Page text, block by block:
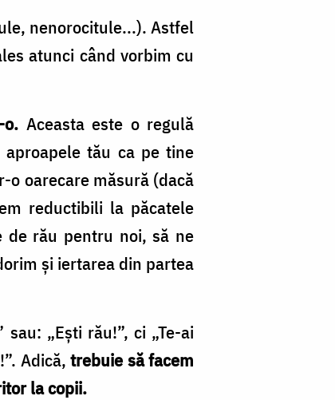
nenorocitule...). Astfel
atunci când vorbim cu
Aceasta este o regulă
tău ca pe tine
o oarecare măsură (dacă
reductibili la păcatele
de rău pentru noi, să ne
şi iertarea din partea
„Eşti rău!”, ci „Te-ai
Adică, trebuie să facem
la copii.